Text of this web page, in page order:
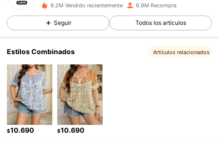
4,86 1M Seguidores
4,86 1M Seguidores
1M Seguidores
4,86 1M Seguidores
9.2M Vendido recientemente 6.9M Recompra
Seguir Todos los artículos
Estilos Combinados Artículos relacionados
$10.690 $10.690